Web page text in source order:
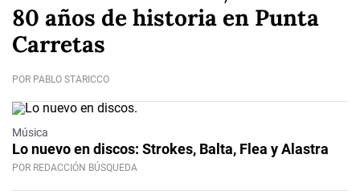
80 años de historia en Punta
Carretas
POR PABLO STARICCO
Música
Lo nuevo en discos: Strokes, Balta, Flea y Alastra
POR REDACCIÓN BÚSQUEDA